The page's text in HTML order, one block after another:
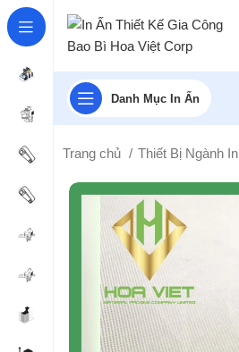
Danh Mục In Ấn
Trang chủ Thiết Bị Ngành In